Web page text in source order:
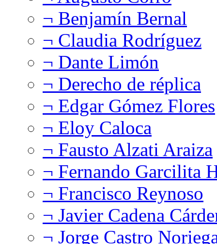
¬ Benjamín Bernal
¬ Claudia Rodríguez
¬ Dante Limón
¬ Derecho de réplica
¬ Edgar Gómez Flores
¬ Eloy Caloca
¬ Fausto Alzati Araiza
¬ Fernando Garcilita
¬ Francisco Reynoso
¬ Javier Cadena
¬ Jorge Castro